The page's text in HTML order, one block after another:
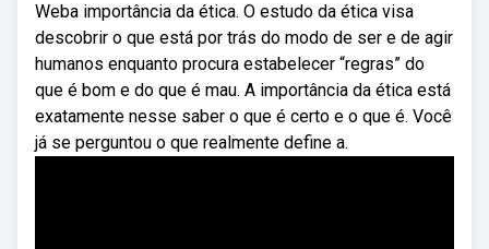
Weba importância da ética. O estudo da ética visa
descobrir o que está por trás do modo de ser e de agir
humanos enquanto procura estabelecer “regras” do
que é bom e do que é mau. A importância da ética está
exatamente nesse saber o que é certo e o que é. Você
já se perguntou o que realmente define a.